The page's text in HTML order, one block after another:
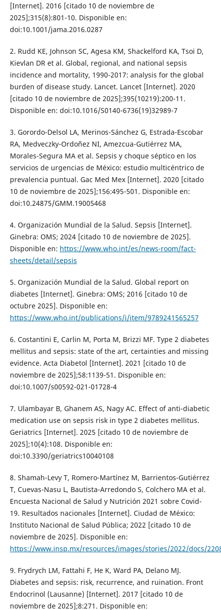
[Internet]. 2016 [citado 10 de noviembre de
2025];315(8):801-10. Disponible en:
doi:10.1001/jama.2016.0287
2. Rudd KE, Johnson SC, Agesa KM, Shackelford KA, Tsoi D,
Kievlan DR et al. Global, regional, and national sepsis
incidence and mortality, 1990-2017: analysis for the global
burden of disease study. Lancet. Lancet [Internet]. 2020
[citado 10 de noviembre de 2025];395(10219):200-11.
Disponible en: doi:10.1016/S0140-6736(19)32989-7
3. Gorordo-Delsol LA, Merinos-Sánchez G, Estrada-Escobar
RA, Medveczky-Ordoñez NI, Amezcua-Gutiérrez MA,
Morales-Segura MA et al. Sepsis y choque séptico en los
servicios de urgencias de México: estudio multicéntrico de
prevalencia puntual. Gac Med Mex [Internet]. 2020 [citado
10 de noviembre de 2025];156:495-501. Disponible en:
doi:10.24875/GMM.19005468
4. Organización Mundial de la Salud. Sepsis [Internet].
Ginebra: OMS; 2024 [citado 10 de noviembre de 2025].
Disponible en: https://www.who.int/es/news-room/fact-
sheets/detail/sepsis
5. Organización Mundial de la Salud. Global report on
diabetes [Internet]. Ginebra: OMS; 2016 [citado 10 de
octubre 2025]. Disponible en:
https://www.who.int/publications/i/item/9789241565257
6. Costantini E, Carlin M, Porta M, Brizzi MF. Type 2 diabetes
mellitus and sepsis: state of the art, certainties and missing
evidence. Acta Diabetol [Internet]. 2021 [citado 10 de
noviembre de 2025];58:1139-51. Disponible en:
doi:10.1007/s00592-021-01728-4
7. Ulambayar B, Ghanem AS, Nagy AC. Effect of anti-diabetic
medication use on sepsis risk in type 2 diabetes mellitus.
Geriatrics [Internet]. 2025 [citado 10 de noviembre de
2025];10(4):108. Disponible en:
doi:10.3390/geriatrics10040108
8. Shamah-Levy T, Romero-Martínez M, Barrientos-Gutiérrez
T, Cuevas-Nasu L, Bautista-Arredondo S, Colchero MA et al.
Encuesta Nacional de Salud y Nutrición 2021 sobre Covid-
19. Resultados nacionales [Internet]. Ciudad de México:
Instituto Nacional de Salud Pública; 2022 [citado 10 de
noviembre de 2025]. Disponible en:
https://www.insp.mx/resources/images/stories/2022/docs/
9. Frydrych LM, Fattahi F, He K, Ward PA, Delano MJ.
Diabetes and sepsis: risk, recurrence, and ruination. Front
Endocrinol (Lausanne) [Internet]. 2017 [citado 10 de
noviembre de 2025];8:271. Disponible en: